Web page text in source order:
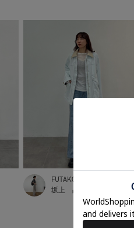
FUTAKOTAMAGAWA
坂上 晶